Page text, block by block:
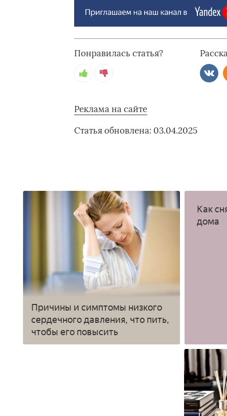
Понравилась статья?
Реклама на сайте
Статья обновлена: 03.04.2025
Причины и симптомы низкого
сердечного давления, что пить,
чтобы его повысить
Как
дома